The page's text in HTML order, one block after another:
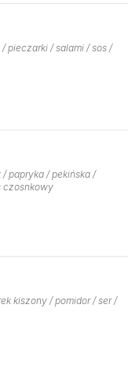
pieczarki / salami / sos /
papryka / pekińska /
czosnkowy
kiszony / pomidor / ser /